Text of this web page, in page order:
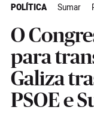
POLÍTICA Sumar
O
para
Galiza
PSOE e